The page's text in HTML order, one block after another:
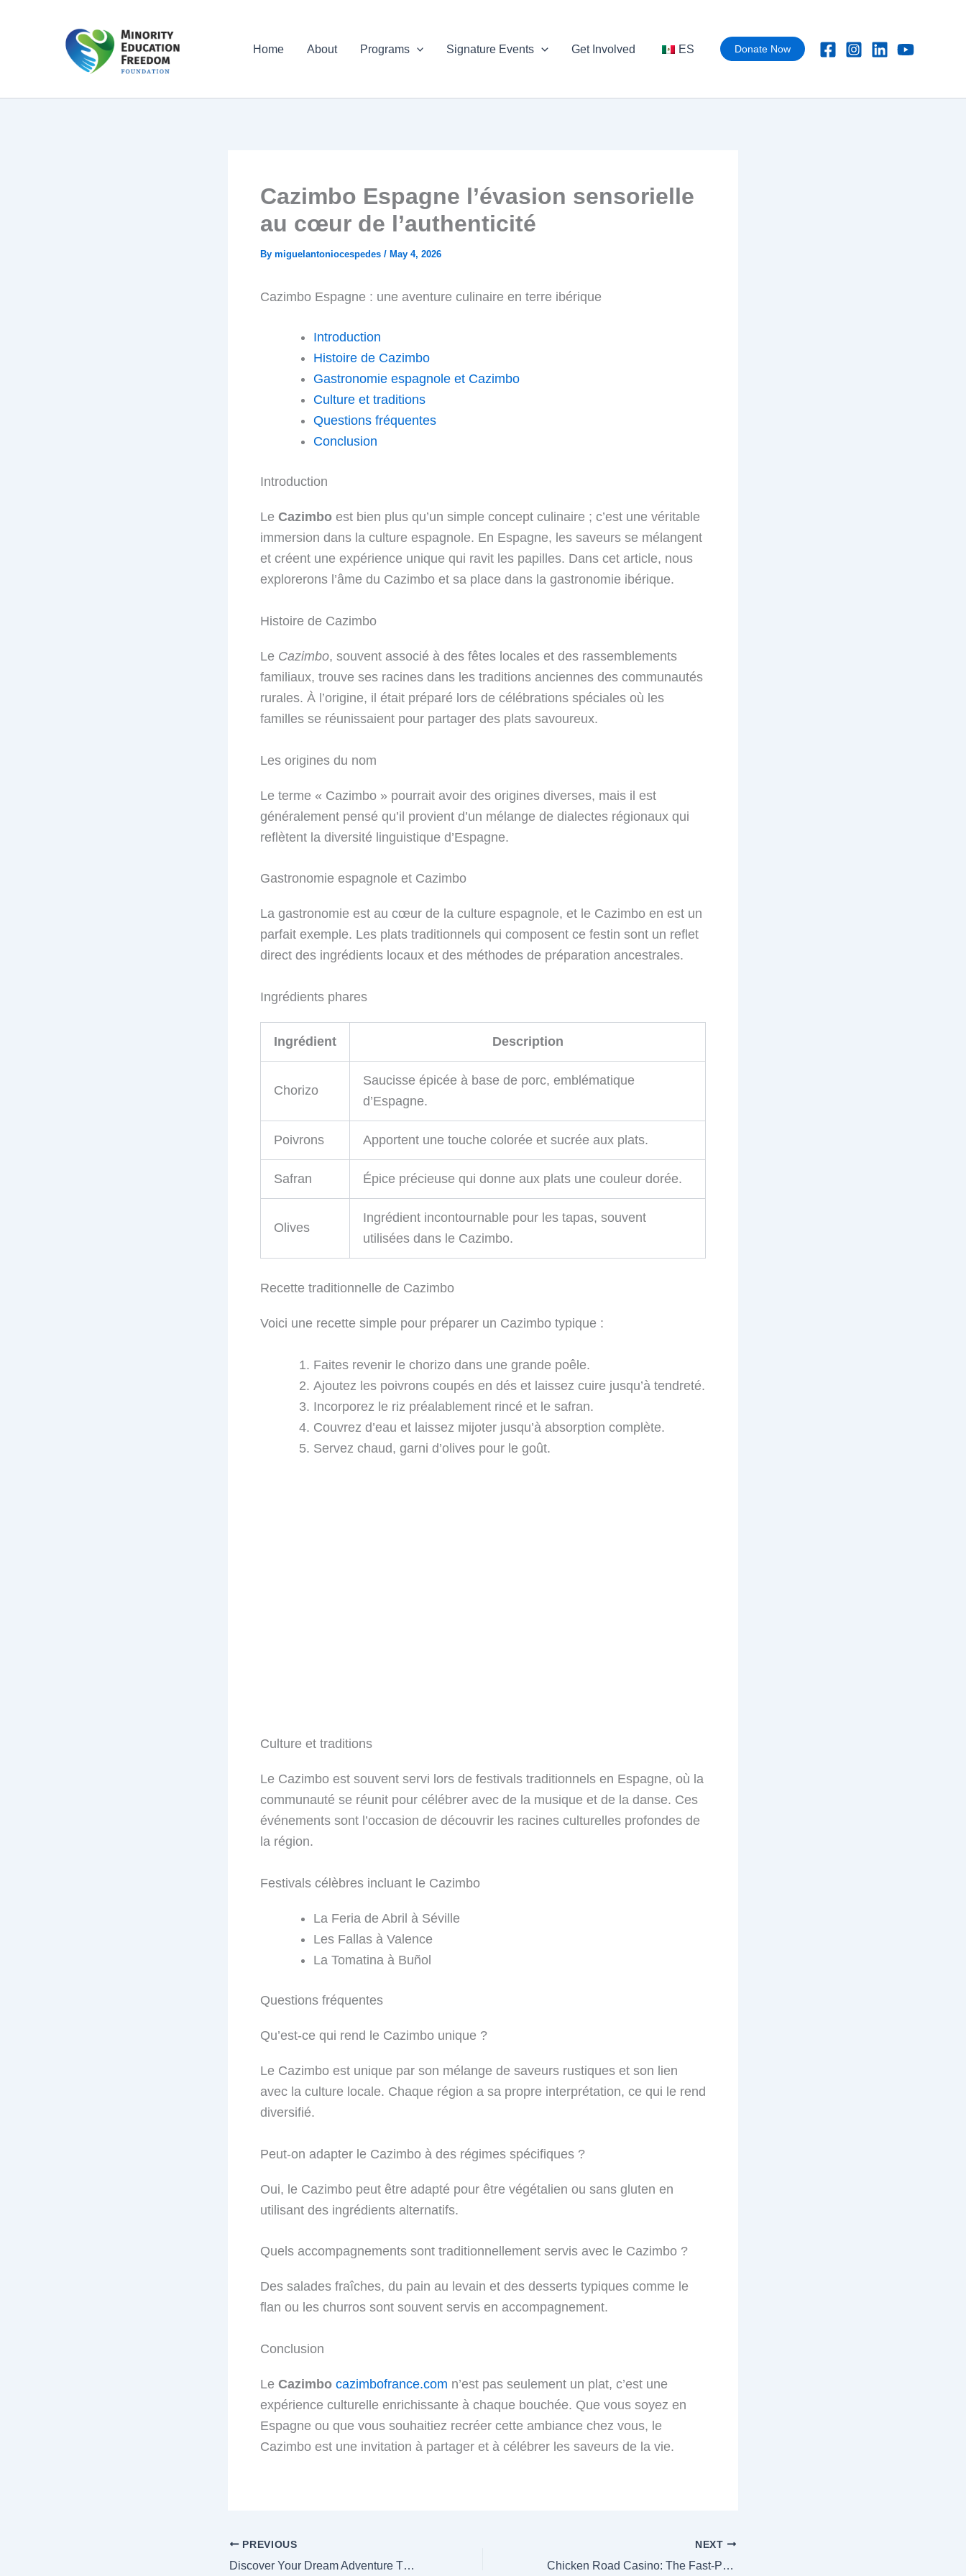
Home About Programs Signature Events Get Involved ES Donate Now
Cazimbo Espagne l’évasion sensorielle
au cœur de l’authenticité
By miguelantoniocespedes / May 4, 2026
Cazimbo Espagne : une aventure culinaire en terre ibérique
Introduction
Histoire de Cazimbo
Gastronomie espagnole et Cazimbo
Culture et traditions
Questions fréquentes
Conclusion
Introduction
Le Cazimbo est bien plus qu’un simple concept culinaire ; c’est une véritable
immersion dans la culture espagnole. En Espagne, les saveurs se mélangent
et créent une expérience unique qui ravit les papilles. Dans cet article, nous
explorerons l’âme du Cazimbo et sa place dans la gastronomie ibérique.
Histoire de Cazimbo
Le Cazimbo, souvent associé à des fêtes locales et des rassemblements
familiaux, trouve ses racines dans les traditions anciennes des communautés
rurales. À l’origine, il était préparé lors de célébrations spéciales où les
familles se réunissaient pour partager des plats savoureux.
Les origines du nom
Le terme « Cazimbo » pourrait avoir des origines diverses, mais il est
généralement pensé qu’il provient d’un mélange de dialectes régionaux qui
reflètent la diversité linguistique d’Espagne.
Gastronomie espagnole et Cazimbo
La gastronomie est au cœur de la culture espagnole, et le Cazimbo en est un
parfait exemple. Les plats traditionnels qui composent ce festin sont un reflet
direct des ingrédients locaux et des méthodes de préparation ancestrales.
Ingrédients phares
Ingrédient Description
Chorizo
Saucisse épicée à base de porc, emblématique
d’Espagne.
Poivrons Apportent une touche colorée et sucrée aux plats.
Safran Épice précieuse qui donne aux plats une couleur dorée.
Olives
Ingrédient incontournable pour les tapas, souvent
utilisées dans le Cazimbo.
Recette traditionnelle de Cazimbo
Voici une recette simple pour préparer un Cazimbo typique :
Faites revenir le chorizo dans une grande poêle.
Ajoutez les poivrons coupés en dés et laissez cuire jusqu’à tendreté.
Incorporez le riz préalablement rincé et le safran.
Couvrez d’eau et laissez mijoter jusqu’à absorption complète.
Servez chaud, garni d’olives pour le goût.
Culture et traditions
Le Cazimbo est souvent servi lors de festivals traditionnels en Espagne, où la
communauté se réunit pour célébrer avec de la musique et de la danse. Ces
événements sont l’occasion de découvrir les racines culturelles profondes de
la région.
Festivals célèbres incluant le Cazimbo
La Feria de Abril à Séville
Les Fallas à Valence
La Tomatina à Buñol
Questions fréquentes
Qu’est-ce qui rend le Cazimbo unique ?
Le Cazimbo est unique par son mélange de saveurs rustiques et son lien
avec la culture locale. Chaque région a sa propre interprétation, ce qui le rend
diversifié.
Peut-on adapter le Cazimbo à des régimes spécifiques ?
Oui, le Cazimbo peut être adapté pour être végétalien ou sans gluten en
utilisant des ingrédients alternatifs.
Quels accompagnements sont traditionnellement servis avec le Cazimbo ?
Des salades fraîches, du pain au levain et des desserts typiques comme le
flan ou les churros sont souvent servis en accompagnement.
Conclusion
Le Cazimbo cazimbofrance.com n’est pas seulement un plat, c’est une
expérience culturelle enrichissante à chaque bouchée. Que vous soyez en
Espagne ou que vous souhaitiez recréer cette ambiance chez vous, le
Cazimbo est une invitation à partager et à célébrer les saveurs de la vie.
PREVIOUS
Discover Your Dream Adventure Through Work in Europe’s Hidden Gems
NEXT
Chicken Road Casino: The Fast‑Paced Game That Keeps You on Your Toes